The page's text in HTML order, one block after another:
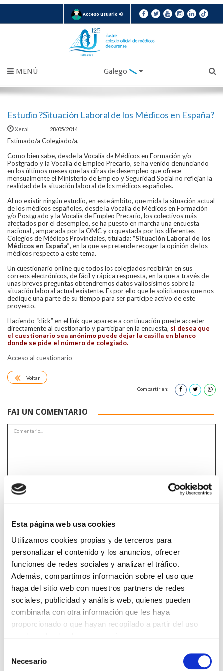
Esta página web usa cookies
Utilizamos cookies propias y de terceros para
personalizar el contenido y los anuncios, ofrecer
funciones de redes sociales y analizar el tráfico.
Además, compartimos información sobre el uso que
haga del sitio web con nuestros partners de redes
sociales, publicidad y análisis web, quienes pueden
combinarla con otra información que les haya
proporcionado o que hayan recopilado a partir del uso
Necesario
Acceso usuario
MENÚ Galego
Estudio ?Situación Laboral de los Médicos en España?
Xeral 28/05/2014
Estimado/a Colegiado/a,
Como bien sabe, desde la Vocalía de Médicos en Formación y/o
Postgrado y la Vocalía de Empleo Precario, se ha venido denunciando
en los últimos meses que las cifras de desempleo que ofrece
mensualmente el Ministerio de Empleo y Seguridad Social no reflejan la
realidad de la situación laboral de los médicos españoles.
Al no existir ningún estudio, en este ámbito, que mida la situación actual
de los médicos españoles, desde la Vocalía de Médicos en Formación
y/o Postgrado y la Vocalía de Empleo Precario, los colectivos más
afectados por el desempleo, se ha puesto en marcha una encuesta
nacional , amparada por la OMC y orquestada por los diferentes
Colegios de Médicos Provinciales, titulada: “Situación Laboral de los
Médicos en España”, en la que se pretende recoger la opinión de los
médicos respecto a este tema.
Un cuestionario online que todos los colegiados recibirán en sus
correos electrónicos, de fácil y rápida respuesta, en la que a través de
unas breves preguntas obtendremos datos valiosísimos sobre la
situación laboral actual existente. Es por ello que le solicitamos que nos
dedique una parte de su tiempo para ser partícipe activo de este
proyecto.
Haciendo “click” en el link que aparece a continuación puede acceder
directamente al cuestionario y participar en la encuesta, si desea que
el cuestionario sea anónimo puede dejar la casilla en blanco
donde se pide el número de colegiado.
Acceso al cuestionario
Voltar
Compartir en:
FAI UN COMENTARIO
*Campos obrigatorios
Lin e acepto aPolítica de privacidade*
DESTACADAS
LABOR DE LOS TUTORES DE RESIDENTES
06/08/2026
LA ALIANZA MÉDICA POR LA SALUD PLANETARIA SE ADHIERE